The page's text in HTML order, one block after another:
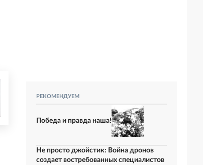
РЕКОМЕНДУЕМ
Победа и правда наша!
Не просто джойстик: Война дронов
создает востребованных специалистов